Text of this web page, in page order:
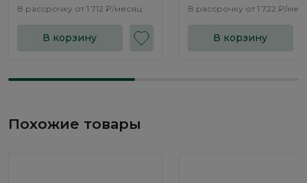
В рассрочку от 1 712 ₽/месяц
В корзину
В рассрочку от 1 722 ₽/
В корзину
Похожие товары